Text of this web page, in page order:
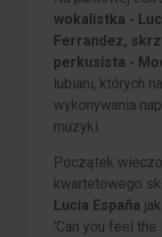
wokalistka -
Ferrandez,
perkusista -
lubiani, których
wykonywania
muzyki.
Początek
kwartetowego
Lucia España
'Can you feel the